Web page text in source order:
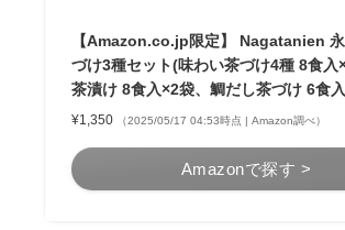
【Amazon.co.jp限定】 Nagatanien
づけ3種セット(味わい茶づけ4種 8食入
茶漬け 8食入×2袋、鯛だし茶づけ 6食
¥1,350 （2025/05/17 04:53時点 | Amazon調べ）
Amazonで探す >